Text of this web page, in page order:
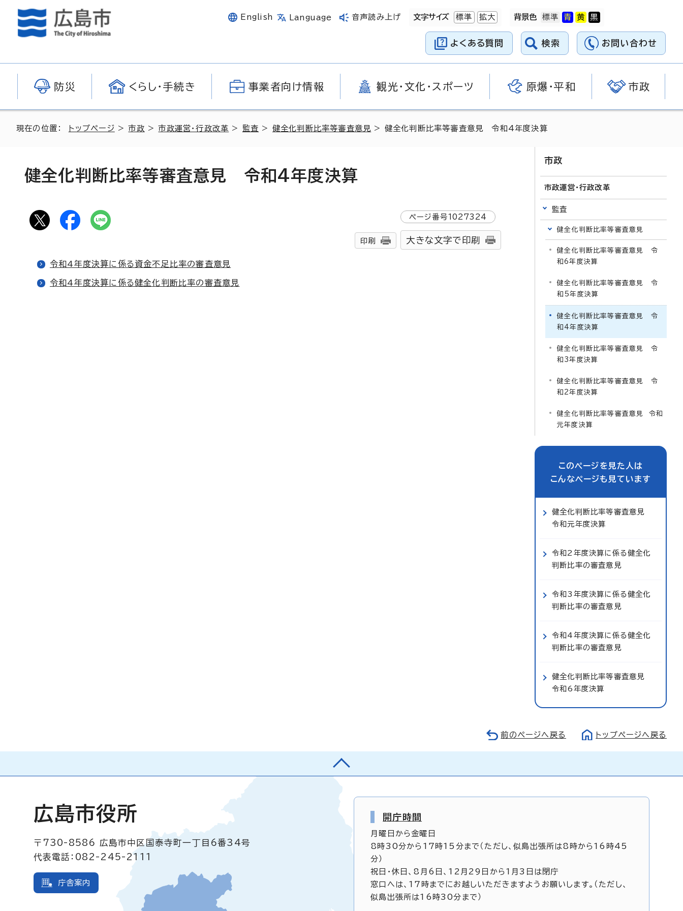
English Language 音声読み上げ 文字サイズ 標準 拡大 背景色
よくある質問 検索 お問い合わせ
防災 くらし・手続き 事業者向け情報 観光・文化・スポーツ 原爆・平和 市政
現在の位置： トップページ >市政 >市政運営・行政改革 > 監査 > 健全化判断比率等審査意見 > 健全化判断比率等審査意見 令和4年度決算
健全化判断比率等審査意見 令和4年度決算
ページ番号1027324
印刷 大きな文字で印刷
令和4年度決算に係る資金不足比率の審査意見
令和4年度決算に係る健全化判断比率の審査意見
市政
市政運営・行政改革
監査
健全化判断比率等審査意見
健全化判断比率等審査意見 令
和6年度決算
健全化判断比率等審査意見 令
和5年度決算
健全化判断比率等審査意見 令
和4年度決算
健全化判断比率等審査意見 令
和3年度決算
健全化判断比率等審査意見 令
和2年度決算
健全化判断比率等審査意見 令和
元年度決算
このページを見た人は
こんなページも見ています
健全化判断比率等審査意見
令和元年度決算
令和2年度決算に係る健全化
判断比率の審査意見
令和3年度決算に係る健全化
判断比率の審査意見
令和4年度決算に係る健全化
判断比率の審査意見
健全化判断比率等審査意見
令和6年度決算
前のページへ戻る トップページへ戻る
広島市役所
〒730-8586
広島市中区国泰寺町一丁目6番34号
代表電話：082-245-2111
庁舎案内
開庁時間
月曜日から金曜日
8時30分から17時15分まで（ただし、似島出張所は8時から16時45
分）
祝日・休日、8月6日、12月29日から1月3日は閉庁
窓口へは、17時までにお越しいただきますようお願いします。（ただし、
似島出張所は16時30分まで）